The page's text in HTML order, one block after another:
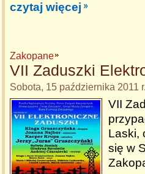
czytaj więcej
Zakopane
VII Zaduszki
Sobota, 15 października
VII
Laski,
się w